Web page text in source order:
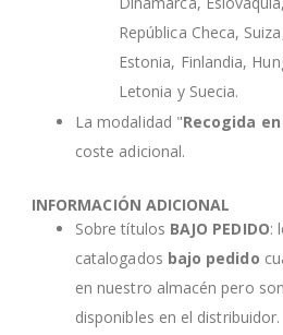
República Checa,
Estonia, Finlandia,
Letonia y Suecia.
La modalidad "Recogida
coste adicional.
INFORMACIÓN ADICIONAL
Sobre títulos BAJO PEDIDO:
catalogados bajo pedido
en nuestro almacén pero
disponibles en el distribuidor.